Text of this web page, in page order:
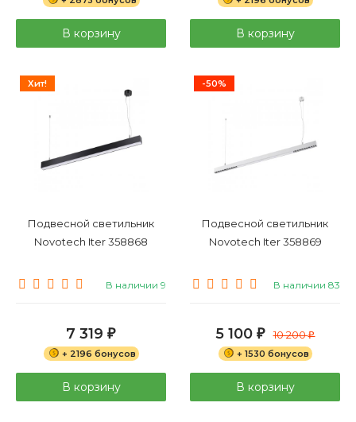
В корзину В корзину
Хит!
Подвесной светильник
Novotech Iter 358868
В наличии 9
7 319 ₽
+ 2196 бонусов
В корзину
-50%
Подвесной светильник
Novotech Iter 358869
В наличии 83
5 100 ₽ 10 200₽
+ 1530 бонусов
В корзину